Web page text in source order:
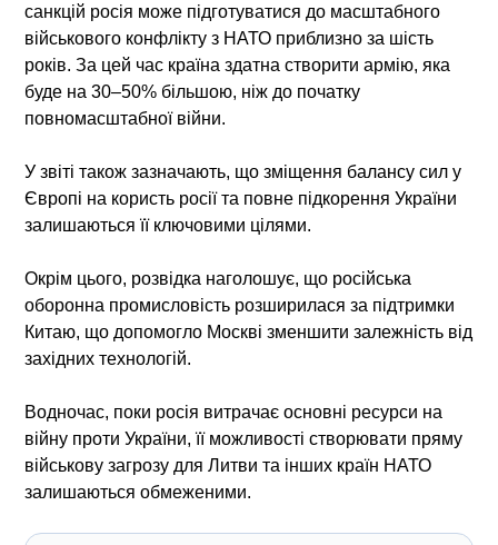
санкцій росія може підготуватися до масштабного
військового конфлікту з НАТО приблизно за шість
років. За цей час країна здатна створити армію, яка
буде на 30–50% більшою, ніж до початку
повномасштабної війни.
У звіті також зазначають, що зміщення балансу сил у
Європі на користь росії та повне підкорення України
залишаються її ключовими цілями.
Окрім цього, розвідка наголошує, що російська
оборонна промисловість розширилася за підтримки
Китаю, що допомогло Москві зменшити залежність від
західних технологій.
Водночас, поки росія витрачає основні ресурси на
війну проти України, її можливості створювати пряму
військову загрозу для Литви та інших країн НАТО
залишаються обмеженими.